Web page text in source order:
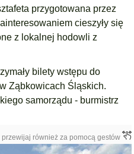
przygotowana przez
cieszyły się
z lokalnej hodowli z
bilety wstępu do
Ząbkowicach Śląskich.
samorządu - burmistrz
przewijaj również za pomocą gestów